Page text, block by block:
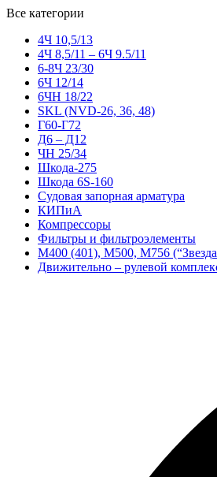
Все категории
4Ч 10,5/13
4Ч 8,5/11 – 6Ч 9.5/11
6-8Ч 23/30
6Ч 12/14
6ЧН 18/22
SKL (NVD-26, 36, 48)
Г60-Г72
Д6 – Д12
ЧН 25/34
Шкода-275
Шкода 6S-160
Судовая запорная арматура
КИПиА
Компрессоры
Фильтры и фильтроэлементы
М400 (401), М500, М756
Движительно – рулевой